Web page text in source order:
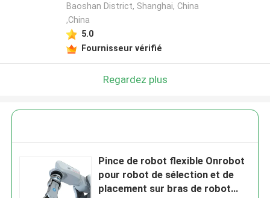
Baoshan District, Shanghai, China
,China
5.0
Fournisseur vérifié
Regardez plus
Pince de robot flexible Onrobot
pour robot de sélection et de
placement sur bras de robot